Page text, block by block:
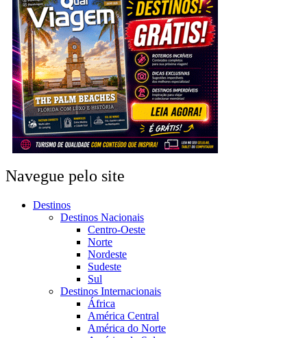
Navegue pelo site
Destinos
Destinos Nacionais
Centro-Oeste
Norte
Nordeste
Sudeste
Sul
Destinos Internacionais
África
América Central
América do Norte